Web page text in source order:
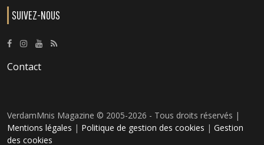
SUIVEZ-NOUS
Contact
VerdamMnis Magazine © 2005-2026 - Tous droits réservés |
Mentions légales | Politique de gestion des cookies | Gestion
des cookies